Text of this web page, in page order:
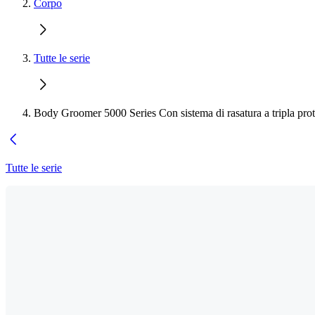
Corpo
Tutte le serie
Body Groomer 5000 Series Con sistema di rasatura a tripla
Tutte le serie